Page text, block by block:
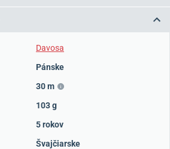
Davosa
Pánske
30 m
103 g
5 rokov
Švajčiarske